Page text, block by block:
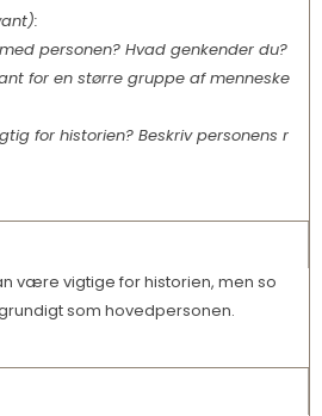
personen? Hvad genkender du?
for en større gruppe af menneske
for historien? Beskriv personens r
være vigtige for historien, men so
som hovedpersonen.